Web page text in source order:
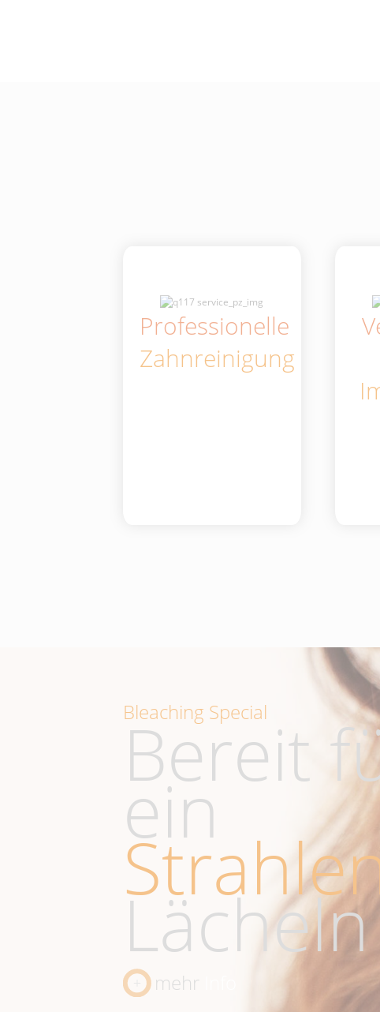
Professionelle
Zahnreinigung
Bleaching Special
Bereit
ein
Lächeln
mehr